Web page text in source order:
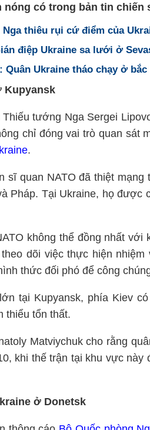
có trong bản tin chiến
thiêu rụi cứ điểm của
điệp Ukraine sa lưới ở
Quân Ukraine tháo chạy ở bắc
Kupyansk
tướng Nga Sergei
chỉ đóng vai trò quan sát
.
quan NATO đã thiệt mạng
Pháp. Tại Ukraine, họ được
không thể đồng nhất
dõi việc thực hiện nhiệm
thức đối phó để công
tại Kupyansk, phía Kiev
thiểu tổn thất.
Matviychuk cho rằng
khi thế trận tại khu vực
ở Donetsk